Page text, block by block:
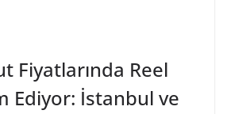
Fiyatlarında Reel
Ediyor: İstanbul ve